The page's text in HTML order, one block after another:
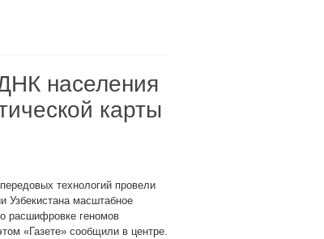
населения
карты
технологий провели
Узбекистана масштабное
расшифровке геномов
«Газете» сообщили в центре.